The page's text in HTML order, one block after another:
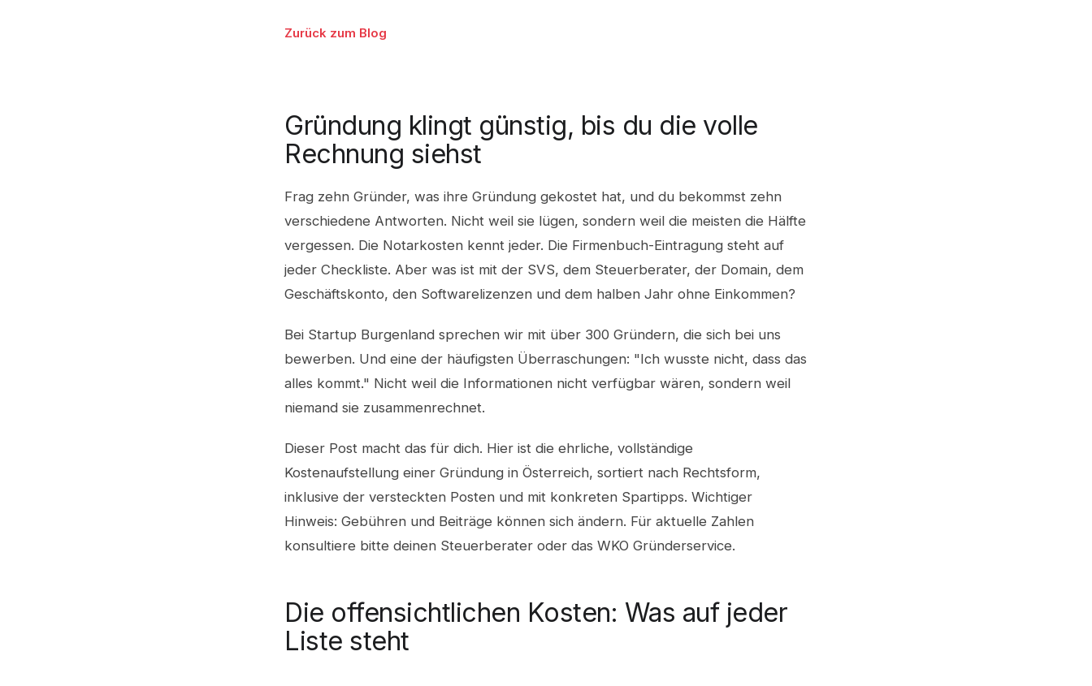
Zurück zum Blog
Gründung klingt günstig, bis du die volle
Rechnung siehst
Frag zehn Gründer, was ihre Gründung gekostet hat, und du bekommst zehn
verschiedene Antworten. Nicht weil sie lügen, sondern weil die meisten die Hälfte
vergessen. Die Notarkosten kennt jeder. Die Firmenbuch-Eintragung steht auf
jeder Checkliste. Aber was ist mit der SVS, dem Steuerberater, der Domain, dem
Geschäftskonto, den Softwarelizenzen und dem halben Jahr ohne Einkommen?
Bei Startup Burgenland sprechen wir mit über 300 Gründern, die sich bei uns
bewerben. Und eine der häufigsten Überraschungen: "Ich wusste nicht, dass das
alles kommt." Nicht weil die Informationen nicht verfügbar wären, sondern weil
niemand sie zusammenrechnet.
Dieser Post macht das für dich. Hier ist die ehrliche, vollständige
Kostenaufstellung einer Gründung in Österreich, sortiert nach Rechtsform,
inklusive der versteckten Posten und mit konkreten Spartipps. Wichtiger
Hinweis: Gebühren und Beiträge können sich ändern. Für aktuelle Zahlen
konsultiere bitte deinen Steuerberater oder das WKO Gründerservice.
Die offensichtlichen Kosten: Was auf jeder
Liste steht